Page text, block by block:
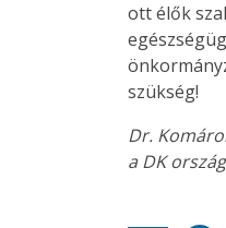
ott élők
szükség!
Dr.
a DK